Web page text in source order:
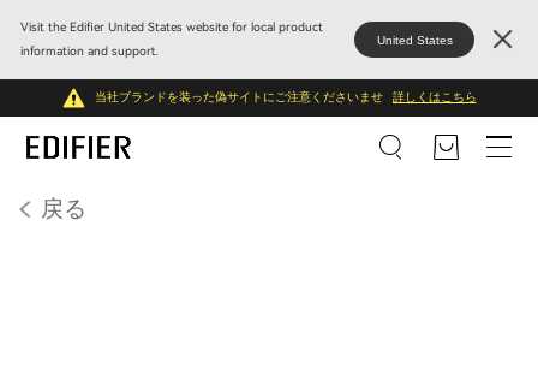
Visit the Edifier United States website for local product
information and support.
United States
当社ブランドを装った偽サイトにご注意くださいませ 詳しくはこちら
戻る